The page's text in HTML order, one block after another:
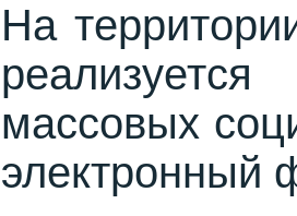
На
массовых
электронный